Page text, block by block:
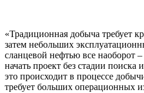
«Традиционная добыча требует
затем небольших
сланцевой нефтью все наоборот
начать проект без стадии поиска
это происходит в процессе
требует больших операционных